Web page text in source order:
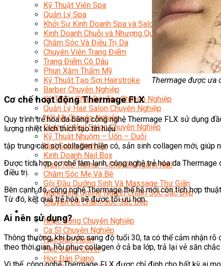
Kỹ Thuật Viên Spa
Quản Lý Spa
Khởi Sự Kinh Doanh Spa và Salon
Kinh Doanh Chuỗi và Nhượng Quyền Spa, Salon
Chăm Sóc Và Điều Trị Da
Chuyên Viên Trang Điểm
Trang Điểm Cô Dâu
Phun Xăm Thẩm Mỹ
Kỹ Thuật Tạo Sợi Hairstroke
Barber Chuyên Nghiệp
Kỹ Thuật Chải Bới Tóc Chuyên Nghiệp
Quản Lý Hair Salon Chuyên Nghiệp
Nối Mi Chuyên Nghiệp
Quản Lý Nail Salon Chuyên Nghiệp
Kỹ Thuật Nhuộm – Uốn – Duỗi
Nail Salon Định Cư
Kinh Doanh Nail Box
Train The Trainer – Chuyên Ngành Nail
Chăm Sóc Mẹ Và Bé
Gội Đầu Dưỡng Sinh Và Massage Thư Giãn
Marketing Online Ngành Chăm Sóc Sắc Đẹp
Chuyên Đề Chăm Sóc Sắc Đẹp
Âm Nhạc
Nhạc Công Chuyên Nghiệp
Ca Sĩ Chuyên Nghiệp
Học Đàn Violin
Học Violin Cover
Học Đàn Piano
Thermage được ưa
Cơ chế hoạt động Thermage FLX
Quy trình trẻ hóa da bằng công nghệ Thermage FLX sử dụng
lượng nhiệt kích thích tạo tín hiệu
tập trung các sợi collagen hiện có, sản sinh collagen mới, giúp
Được tích hợp cơ chế làm lạnh, công nghệ trẻ hóa da
điều trị.
Bên cạnh đó, công nghệ Thermage thế hệ mới còn tích hợp
Từ đó, kết quả trẻ hóa sẽ được tối ưu hơn.
Ai nên sử dụng?
Thông thường, khi bước sang độ tuổi 30, ta có thể cảm nhận rõ
theo thời gian, hồi phục collagen ở cả ba lớp, trả lại vẻ săn